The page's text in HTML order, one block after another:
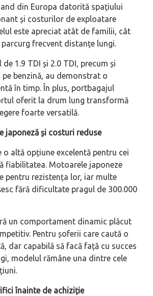
din Europa datorită spațiului
și costurilor de exploatare
este apreciat atât de familii, cât
frecvent distanțe lungi.
1.9 TDI și 2.0 TDI, precum și
benzină, au demonstrat o
în timp. În plus, portbagajul
oferit la drum lung transformă
foarte versatilă.
japoneză și costuri reduse
o altă opțiune excelentă pentru cei
fiabilitatea. Motoarele japoneze
pentru rezistența lor, iar multe
fără dificultate pragul de 300.000
un comportament dinamic plăcut
Pentru șoferii care caută o
dar capabilă să facă față cu succes
modelul rămâne una dintre cele
înainte de achiziție